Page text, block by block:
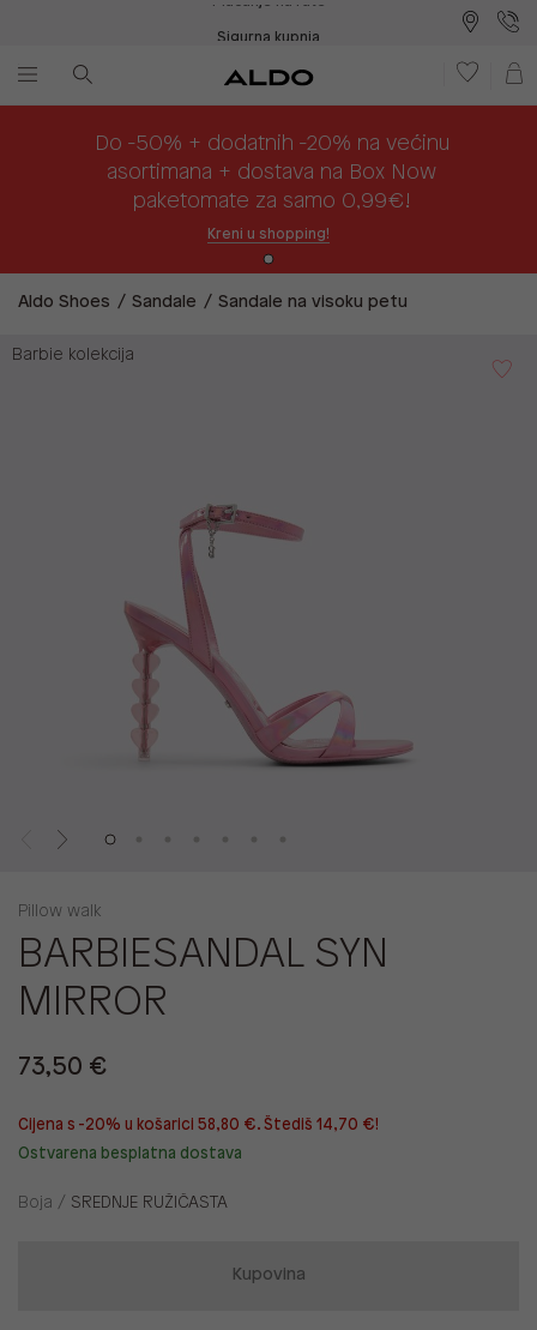
Do -50% + dodatnih -20% na većinu
asortimana + dostava na Box Now
paketomate za samo 0,99€!
Kreni u shopping!
Aldo Shoes Sandale Sandale na visoku petu
Barbie kolekcija
Pillow walk
BARBIESANDAL SYN
MIRROR
73,50 €
Cijena s -20% u košarici 58,80 €. Štediš 14,70 €!
Ostvarena besplatna dostava
Boja / SREDNJE RUŽIČASTA
Kupovina